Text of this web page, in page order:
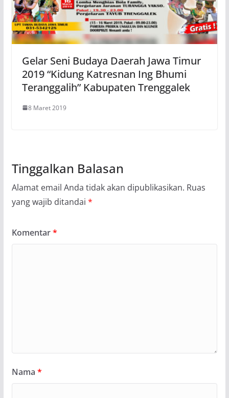
Gelar Seni Budaya Daerah Jawa Timur
2019 “Kidung Katresnan Ing Bhumi
Teranggalih” Kabupaten Trenggalek
8 Maret 2019
Tinggalkan Balasan
Alamat email Anda tidak akan dipublikasikan. Ruas
yang wajib ditandai *
Komentar*
Nama *